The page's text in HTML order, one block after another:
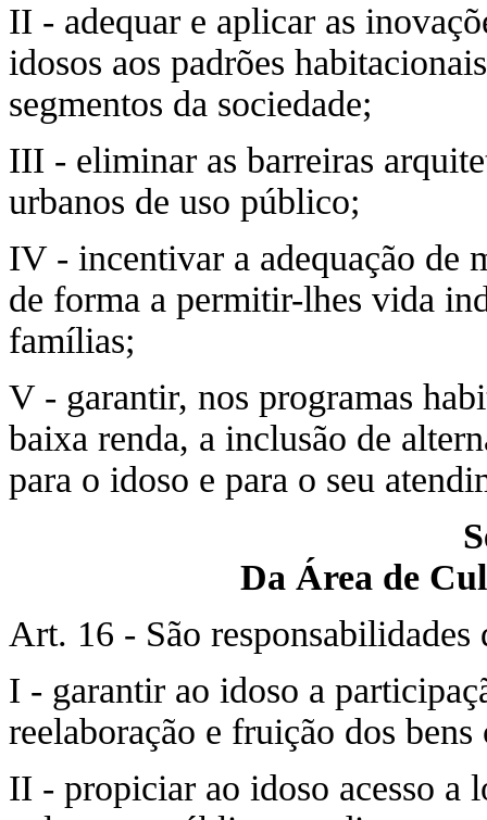
II - adequar e aplicar as
idosos aos padrões
segmentos da sociedade;
III - eliminar as barreiras
urbanos de uso público;
IV - incentivar a adequação de
de forma a permitir-lhes vida
famílias;
V - garantir, nos programas
baixa renda, a inclusão de
para o idoso e para o seu
Da Área de
Art. 16 - São responsabilidades
I - garantir ao idoso a
reelaboração e fruição dos
II - propiciar ao idoso acesso a